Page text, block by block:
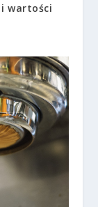
wartości